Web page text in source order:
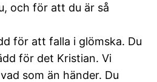
och för att du är så
för att falla i glömska. Du
för det Kristian. Vi
som än händer. Du